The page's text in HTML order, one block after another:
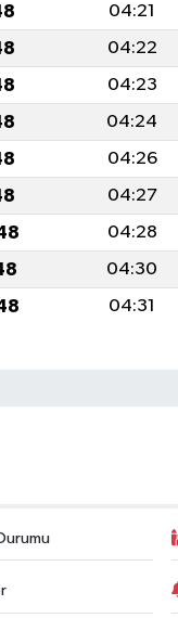
04:21
04:22
04:23
04:24
04:26
04:27
04:28
04:30
04:31